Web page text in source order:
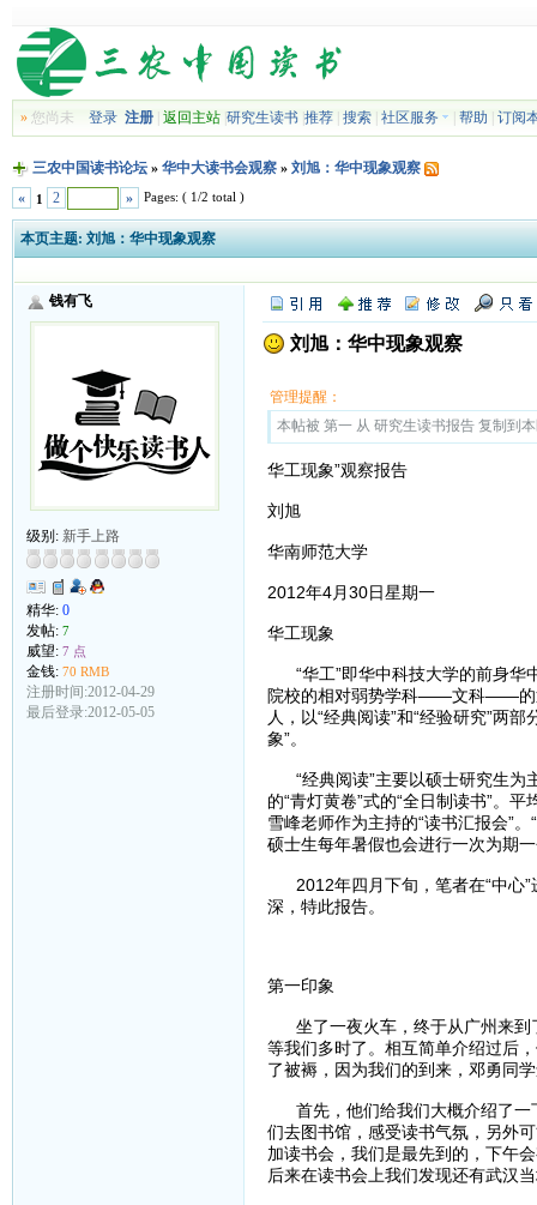
»您尚未 登录 注册| 返回主站| 研究生读书| 推荐| 搜索| 社区服务 帮助 订阅
三农中国读书论坛» 华中大读书会观察» 刘旭：华中现象观察
«
1 2 » Pages: ( 1/2 total )
本页主题: 刘旭：华中现象观察
钱有飞
级别: 新手上路
精华: 0
发帖: 7
威望: 7 点
金钱: 70 RMB
注册时间:2012-04-29
最后登录:2012-05-05
刘旭：华中现象观察
管理提醒：
本帖被 第一 从 研究生读书报告 复制到
华工现象”观察报告
刘旭
华南师范大学
2012年4月30日星期一
华工现象
“华工”即华中科技大学的前身华
院校的相对弱势学科——文科——的
人，以“经典阅读”和“经验研究”两
象”。
“经典阅读”主要以硕士研究生为
的“青灯黄卷”式的“全日制读书”。
雪峰老师作为主持的“读书汇报会”
硕士生每年暑假也会进行一次为期
2012年四月下旬，笔者在“中心”
深，特此报告。
第一印象
坐了一夜火车，终于从广州来到
等我们多时了。相互简单介绍过后
了被褥，因为我们的到来，邓勇同
首先，他们给我们大概介绍了一
们去图书馆，感受读书气氛，另外
加读书会，我们是最先到的，下午
后来在读书会上我们发现还有武汉